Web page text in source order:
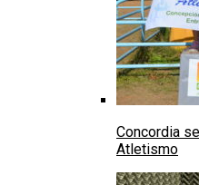
Concordia
Atletismo